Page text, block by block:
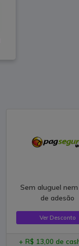
Sem aluguel
de adesão
Ver Desconto
+ R$ 13,00 de